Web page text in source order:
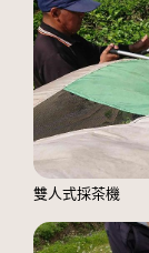
雙人式採茶機